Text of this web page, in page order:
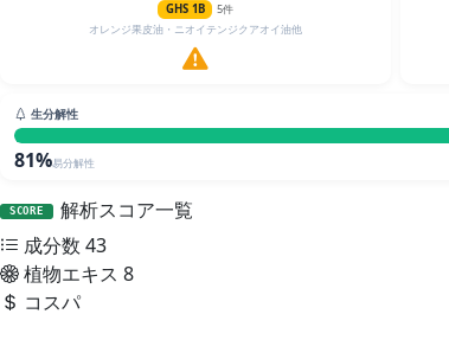
GHS 1B
5件
オレンジ果皮油・ニオイテンジクアオイ油他
生分解性
81%易分解性
SCORE
解析スコア一覧
成分数43
植物エキス 8
コスパ